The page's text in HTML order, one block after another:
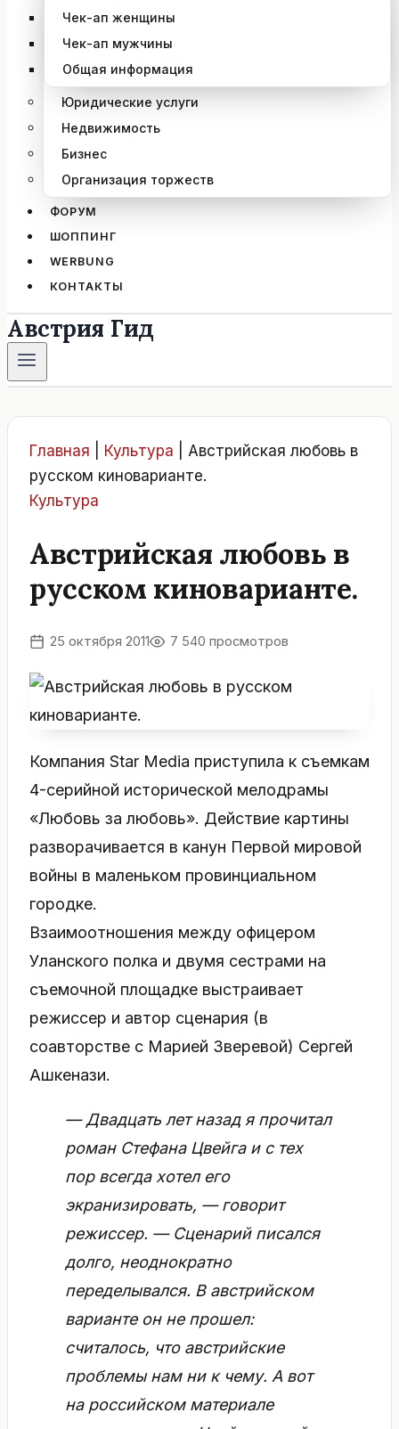
Чек-ап женщины
Чек-ап мужчины
Общая информация
Юридические услуги
Недвижимость
Бизнес
Организация торжеств
ФОРУМ
ШОППИНГ
WERBUNG
КОНТАКТЫ
Австрия Гид
Главная Культура
Австрийская любовь в
русском киноварианте.
Культура
Австрийская любовь в
русском киноварианте.
25 октября 2011 7 540 просмотров
Компания Star Media приступила к съемкам
4-серийной исторической мелодрамы
«Любовь за любовь». Действие картины
разворачивается в канун Первой мировой
войны в маленьком провинциальном
городке.
Взаимоотношения между офицером
Уланского полка и двумя сестрами на
съемочной площадке выстраивает
режиссер и автор сценария (в
соавторстве с Марией Зверевой) Сергей
Ашкенази.
— Двадцать лет назад я прочитал
роман Стефана Цвейга и с тех
пор всегда хотел его
экранизировать, — говорит
режиссер. — Сценарий писался
долго, неоднократно
переделывался. В австрийском
варианте он не прошел:
считалось, что австрийские
проблемы нам ни к чему. А вот
на российском материале